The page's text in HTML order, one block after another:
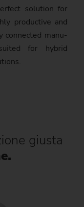
solution for
pro­duc­tive and
connected manu­
for hybrid
giusta